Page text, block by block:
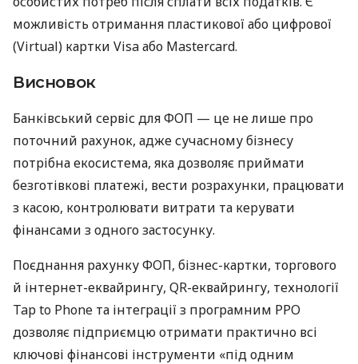
можливість отримання пластикової або цифрової
(Virtual) картки Visa або Mastercard.
Висновок
Банківський сервіс для ФОП — це не лише про
поточний рахунок, адже сучасному бізнесу
потрібна екосистема, яка дозволяє приймати
безготівкові платежі, вести розрахунки, працювати
з касою, контролювати витрати та керувати
фінансами з одного застосунку.
Поєднання рахунку ФОП, бізнес-картки, торгового
й інтернет-еквайрингу, QR-еквайрингу, технології
Tap to Phone та інтеграції з програмним РРО
дозволяє підприємцю отримати практично всі
ключові фінансові інструменти «під одним